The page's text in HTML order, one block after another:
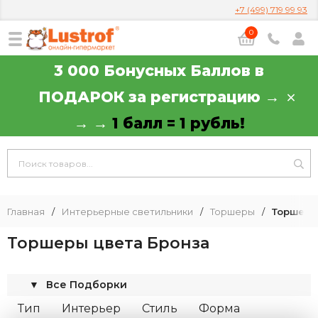
+7 (499) 719 99 93
0
3 000 Бонусных Баллов в
ПОДАРОК за регистрацию →
→ → 1 балл = 1 рубль!
Главная / Интерьерные светильники / Торшеры /
Торшеры цвета Бронза
Все Подборки
▼
Тип Интерьер Стиль
Форма